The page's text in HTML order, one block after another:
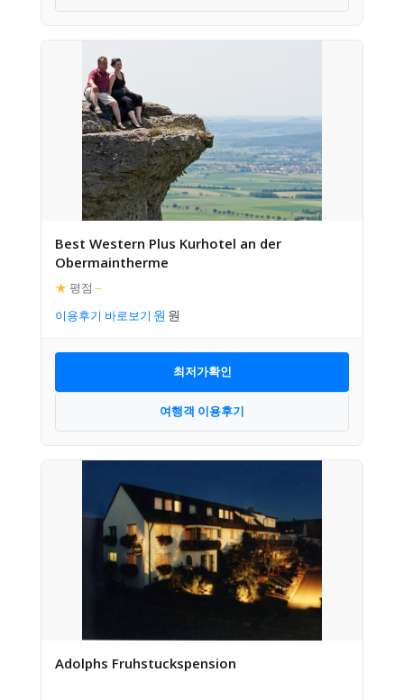
Best Western Plus Kurhotel an der
Obermaintherme
★ 평점 –
이용후기 바로보기
최저가확인
여행객 이용후기
Adolphs Fruhstuckspension